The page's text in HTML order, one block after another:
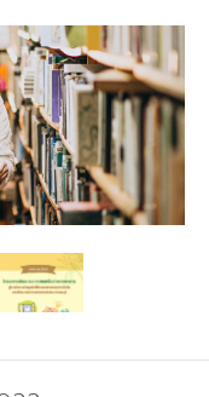
งบการเงิน
ะวัติ
ม
แวดล้อม
พริ้นท์
สิ่งแวดล้อม
ก
ชายฝั่ง
วภาพ
อากาศ
ะจก
วดล้อม
า
แวดล้อม
ดล้อม